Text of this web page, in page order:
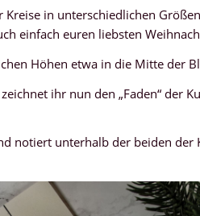
in unterschiedlichen
einfach euren liebsten
Höhen etwa in die Mitte der
ihr nun den „Faden“ der
notiert unterhalb der beiden der